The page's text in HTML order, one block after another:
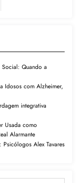
Social: Quando a
Idosos com Alzheimer,
integrativa
Usada como
Alarmante
Psicólogos Alex Tavares